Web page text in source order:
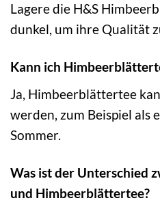
Lagere die H&S
dunkel, um ihre Qualität
Kann ich
Ja, Himbeerblättertee
werden, zum Beispiel als
Sommer.
Was ist der Unterschied
und Himbeerblättertee?